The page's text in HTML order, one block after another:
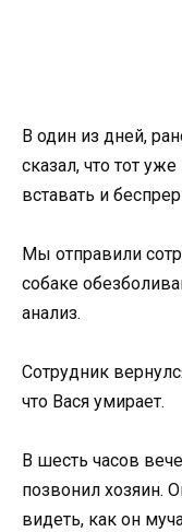
В один из дней,
сказал, что тот
вставать и
Мы отправили
собаке
анализ.
Сотрудник
что Вася умирает.
В шесть часов
позвонил хозяин.
видеть, как он